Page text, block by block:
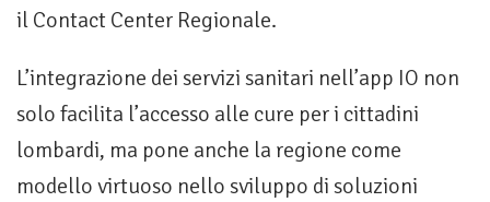
il Contact Center Regionale.
L’integrazione dei servizi sanitari nell’app IO non
solo facilita l’accesso alle cure per i cittadini
lombardi, ma pone anche la regione come
modello virtuoso nello sviluppo di soluzioni